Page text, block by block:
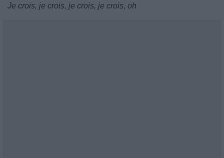
Je crois, je crois, je crois, je crois, oh